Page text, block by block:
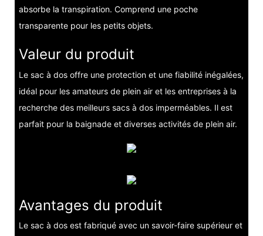
absorbe la transpiration. Comprend une poche
transparente pour les petits objets.
Valeur du produit
Le sac à dos offre une protection et une fiabilité inégalées,
idéal pour les amateurs de plein air et les entreprises à la
recherche des meilleurs sacs à dos imperméables. Il est
parfait pour la baignade et diverses activités de plein air.
Avantages du produit
Le sac à dos est fabriqué avec un savoir-faire supérieur et